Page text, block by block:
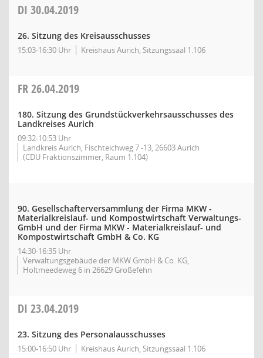
DI 30.04.2019
26. Sitzung des Kreisausschusses
15:03-16:30 Uhr Kreishaus Aurich, Sitzungssaal 1.106
FR26.04.2019
180. Sitzung des Grundstückverkehrsausschusses des
Landkreises Aurich
09:32-10:53 Uhr
Landkreis Aurich, Fischteichweg 7 -13, 26603 Aurich
(CDU Fraktionszimmer, Raum 1.104)
90. Gesellschafterversammlung der Firma MKW -
Materialkreislauf- und Kompostwirtschaft Verwaltungs-
GmbH und der Firma MKW - Materialkreislauf- und
Kompostwirtschaft GmbH & Co. KG
14:30-16:35 Uhr
Verwaltungsgebäude der MKW GmbH & Co. KG,
Holtmeedeweg 6 in 26629 Großefehn
DI 23.04.2019
23. Sitzung des Personalausschusses
15:00-16:50 Uhr Kreishaus Aurich, Sitzungssaal 1.106